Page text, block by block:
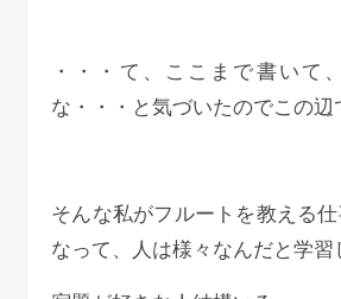
・・・て、ここまで書いて
な・・・と気づいたのでこの辺
そんな私がフルートを教える
なって、人は様々なんだと学習